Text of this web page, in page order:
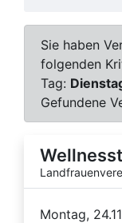
Sie haben
folgenden
Tag:
Gefundene
Montag,